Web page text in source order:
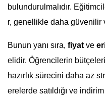
bulundurulmalıdır.
r, genellikle daha güvenilir
Bunun yanı sıra, fiyat ve
elidir. Öğrencilerin
hazırlık sürecini daha az
erelerde satıldığı ve